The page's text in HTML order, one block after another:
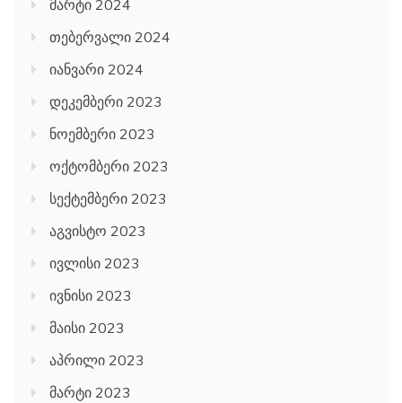
მარტი 2024
თებერვალი 2024
იანვარი 2024
დეკემბერი 2023
ნოემბერი 2023
ოქტომბერი 2023
სექტემბერი 2023
აგვისტო 2023
ივლისი 2023
ივნისი 2023
მაისი 2023
აპრილი 2023
მარტი 2023